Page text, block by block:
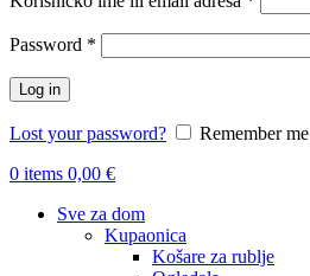
Password *
Log in
Lost your password?
Remember me
0 items 0,00 €
Sve za dom
Kupaonica
Košare za rublje